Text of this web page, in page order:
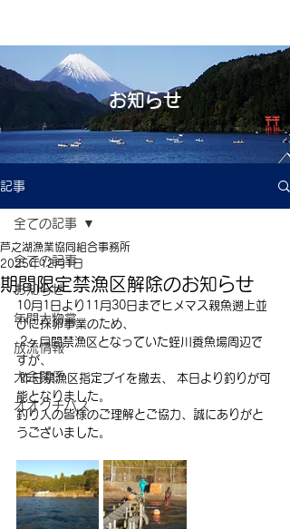
お知らせ
記事
全ての記事
お知らせ
年間大物賞
放流情報
大会関係
オオクチバス
全ての記事
期間限定禁漁区解除のお知らせ
芦之湖漁業協同組合事務所
2025年12月1日
10月1日より11月30日までヒメマス親魚遡上並
びに採卵事業のため、
2ヶ月間禁漁区となっていた蛭川養魚場周辺で
すが、
昨日禁漁区指定ブイを撤去、
本日より釣りが可
能となりました。
釣り人の皆様のご理解とご協力、誠にありがと
うございました。